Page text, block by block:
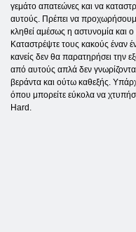
γεμάτο απατεώνες και να
αυτούς. Πρέπει να
κληθεί αμέσως η αστυνομία και
Καταστρέψτε τους κακούς έναν
κανείς δεν θα παρατηρήσει την
από αυτούς απλά δεν
βεράντα και ούτω καθεξής.
όπου μπορείτε εύκολα να
Hard.